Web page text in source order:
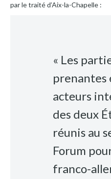
par le traité d’Aix-la-Chapelle :
« Les
prenantes
acteurs
des deux
réunis au
Forum
franco-